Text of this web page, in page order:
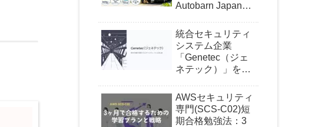
Autobarn Japanの
が気になる理由
統合セキュリティ
システム企業
「Genetec（ジェ
ネテック）」を紹
れるセキュリティ
がついに日本上陸
AWSセキュリティ
専門(SCS-C02)短
期合格勉強法：3